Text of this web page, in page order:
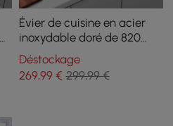
Évier de cuisine en acier
inoxydable doré de 820
mm, évier à double cuve
avec vidage
Déstockage
269,99€ 299,99 €